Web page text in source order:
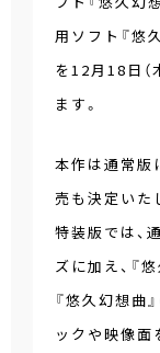
用ソフト『悠
を12月18日（
ます。
本作は通常版
売も決定いた
特装版では、
ズに加え、『
『悠久幻想曲
ックや映像面